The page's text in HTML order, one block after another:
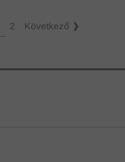
2 Következő